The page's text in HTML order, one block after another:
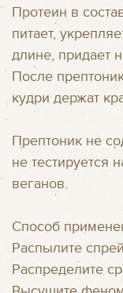
Протеин в
питает,
длине, придает
После
кудри держат
Прептоник не
не тестируется
веганов.
Способ
Распылите
Распределите